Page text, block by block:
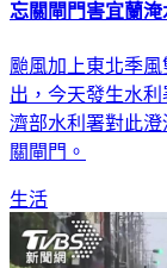
忘關閘門害宜蘭
颱風加上東北季
出，今天發生水
濟部水利署對此
關閘門。
生活